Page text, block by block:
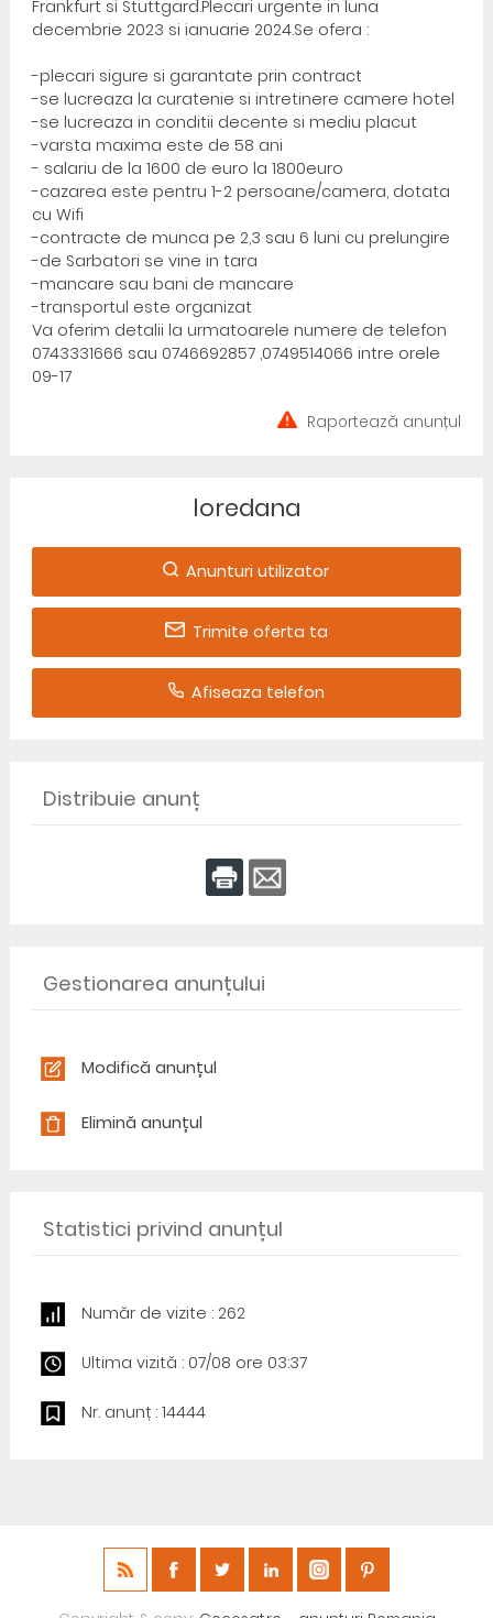
Frankfurt si Stuttgard.Plecari urgente in luna
decembrie 2023 si ianuarie 2024.Se ofera :
-plecari sigure si garantate prin contract
-se lucreaza la curatenie si intretinere camere hotel
-se lucreaza in conditii decente si mediu placut
-varsta maxima este de 58 ani
- salariu de la 1600 de euro la 1800euro
-cazarea este pentru 1-2 persoane/camera, dotata
cu Wifi
-contracte de munca pe 2,3 sau 6 luni cu prelungire
-de Sarbatori se vine in tara
-mancare sau bani de mancare
-transportul este organizat
Va oferim detalii la urmatoarele numere de telefon
0743331666 sau 0746692857 ,0749514066 intre orele
09-17
Raportează anunțul
loredana
Anunturi utilizator
Trimite oferta ta
Afiseaza telefon
Distribuie anunț
Gestionarea anunțului
Modifică anunțul
Elimină anunțul
Statistici privind anunțul
Număr de vizite : 262
Ultima vizită : 07/08 ore 03:37
Nr. anunț : 14444